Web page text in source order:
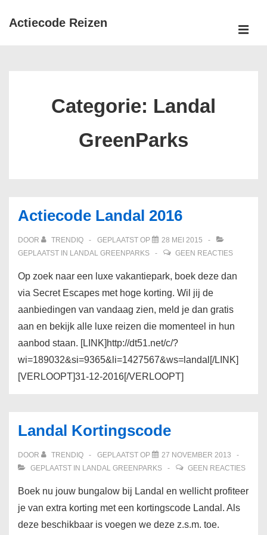
Doorgaan
Actiecode Reizen
Categorie: Landal
GreenParks
Actiecode Landal 2016
DOOR TRENDIQ GEPLAATST OP
28 MEI 2015
GEPLAATST IN LANDAL GREENPARKS GEEN REACTIES
Op zoek naar een luxe vakantiepark, boek deze dan
via Secret Escapes met hoge korting. Wil jij de
aanbiedingen van vandaag zien, meld je dan gratis
aan en bekijk alle luxe reizen die momenteel in hun
aanbod staan. [LINK]http://dt51.net/c/?
wi=189032&si=9365&li=1427567&ws=landal[/LINK]
[VERLOOPT]31-12-2016[/VERLOOPT]
Landal Kortingscode
DOOR TRENDIQ GEPLAATST OP
27 NOVEMBER 2013
GEPLAATST IN LANDAL GREENPARKS GEEN REACTIES
Boek nu jouw bungalow bij Landal en wellicht profiteer
je van extra korting met een kortingscode Landal. Als
deze beschikbaar is voegen we deze z.s.m. toe.